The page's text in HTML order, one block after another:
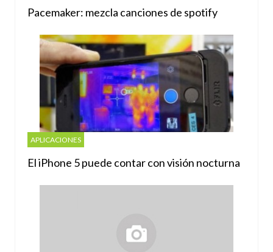
Pacemaker: mezcla canciones de spotify
APLICACIONES
El iPhone 5 puede contar con visión nocturna